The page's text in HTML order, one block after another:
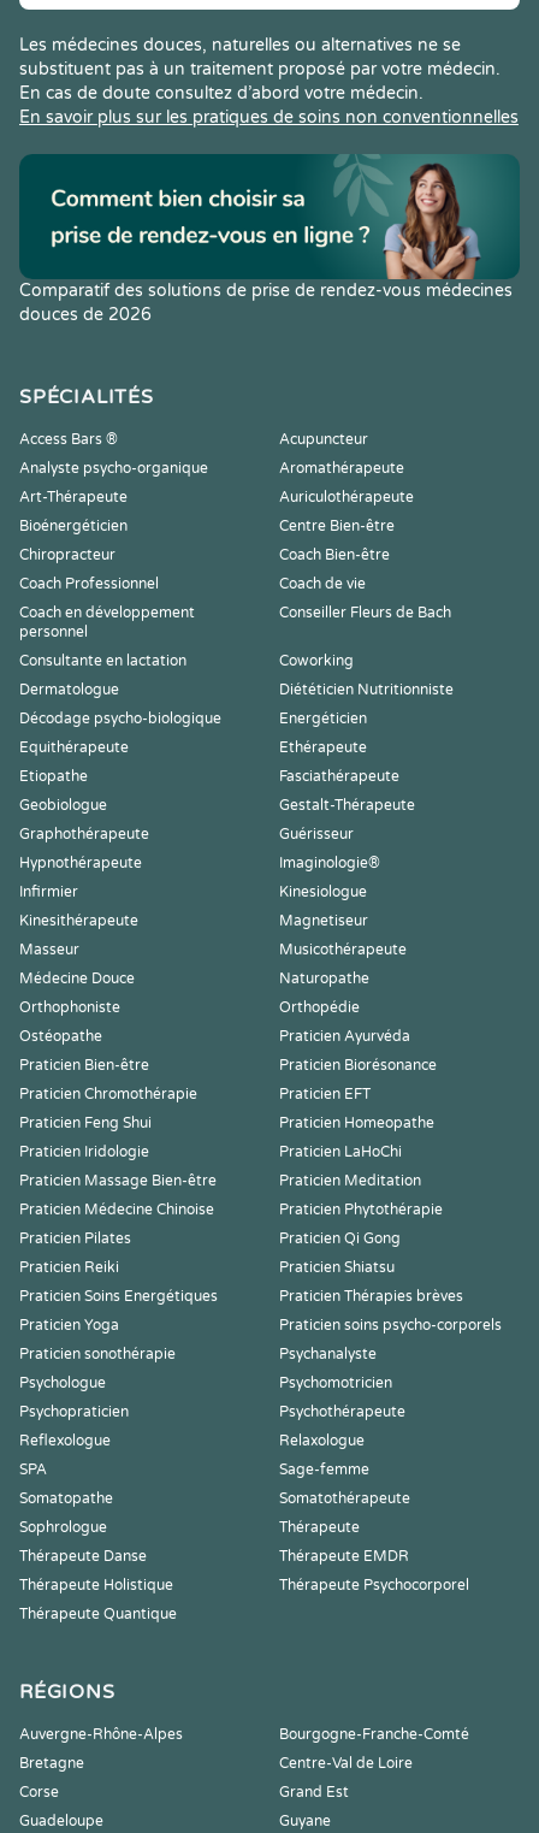
Les médecines douces, naturelles ou alternatives ne se
substituent pas à un traitement proposé par votre médecin.
En cas de doute consultez d’abord votre médecin.
En savoir plus sur les pratiques de soins non conventionnelles
Comparatif des solutions de prise de rendez-vous médecines
douces de 2026
SPÉCIALITÉS
Access Bars ®
Acupuncteur
Analyste psycho-organique
Aromathérapeute
Art-Thérapeute
Auriculothérapeute
Bioénergéticien
Centre Bien-être
Chiropracteur
Coach Bien-être
Coach Professionnel
Coach de vie
Coach en développement
personnel
Conseiller Fleurs de Bach
Consultante en lactation
Coworking
Dermatologue
Diététicien Nutritionniste
Décodage psycho-biologique
Energéticien
Equithérapeute
Ethérapeute
Etiopathe
Fasciathérapeute
Geobiologue
Gestalt-Thérapeute
Graphothérapeute
Guérisseur
Hypnothérapeute
Imaginologie®
Infirmier
Kinesiologue
Kinesithérapeute
Magnetiseur
Masseur
Musicothérapeute
Médecine Douce
Naturopathe
Orthophoniste
Orthopédie
Ostéopathe
Praticien Ayurvéda
Praticien Bien-être
Praticien Biorésonance
Praticien Chromothérapie
Praticien EFT
Praticien Feng Shui
Praticien Homeopathe
Praticien Iridologie
Praticien LaHoChi
Praticien Massage Bien-être
Praticien Meditation
Praticien Médecine Chinoise
Praticien Phytothérapie
Praticien Pilates
Praticien Qi Gong
Praticien Reiki
Praticien Shiatsu
Praticien Soins Energétiques
Praticien Thérapies brèves
Praticien Yoga
Praticien soins psycho-corporels
Praticien sonothérapie
Psychanalyste
Psychologue
Psychomotricien
Psychopraticien
Psychothérapeute
Reflexologue
Relaxologue
SPA
Sage-femme
Somatopathe
Somatothérapeute
Sophrologue
Thérapeute
Thérapeute Danse
Thérapeute EMDR
Thérapeute Holistique
Thérapeute Psychocorporel
Thérapeute Quantique
RÉGIONS
Auvergne-Rhône-Alpes
Bourgogne-Franche-Comté
Bretagne
Centre-Val de Loire
Corse
Grand Est
Guadeloupe
Guyane